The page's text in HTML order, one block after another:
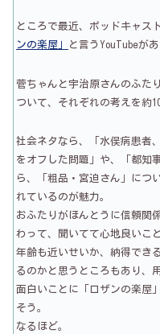
ところで最近、ポッドキャス
ンの楽屋」
と言うYouTubeがあ
菅ちゃんと宇治原さんのふた
ついて、それぞれの考えを約
社会ネタなら、「水俣病患者
をオフした問題」や、「都知
ら、「粗品・宮迫さん」につ
れているのが魅力。
おふたりがほんとうに信頼関
わって、聞いてて心地良いこと
年齢も近いせいか、納得でき
るのかと思うところもあり、
面白いことに「ロザンの楽屋
そう。
なるほど。